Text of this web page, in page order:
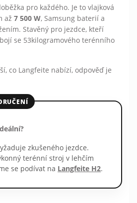
pro každého. Je to vlajková
až 7 500 W, Samsung baterií a
Stavěný pro jezdce, kteří
se 53kilogramového terénního
co Langfeite nabízí, odpověď je
zkušeného jezdce.
terénní stroj v lehčím
se podívat na Langfeite H2.